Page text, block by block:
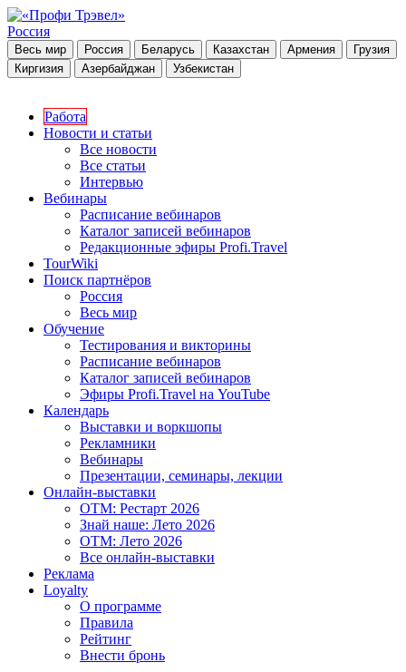
Россия
Весь мир Россия Беларусь Казахстан Армения
Грузия
Киргизия
Азербайджан Узбекистан
Работа
Новости и статьи
Все новости
Все статьи
Интервью
Вебинары
Расписание вебинаров
Каталог записей вебинаров
Редакционные эфиры Profi.Travel
TourWiki
Поиск партнёров
Россия
Весь мир
Обучение
Тестирования и викторины
Расписание вебинаров
Каталог записей вебинаров
Эфиры Profi.Travel на YouTube
Календарь
Выставки и воркшопы
Рекламники
Вебинары
Презентации, семинары, лекции
Онлайн-выставки
OTM: Рестарт 2026
Знай наше: Лето 2026
OTM: Лето 2026
Все онлайн-выставки
Реклама
Loyalty
О программе
Правила
Рейтинг
Внести бронь